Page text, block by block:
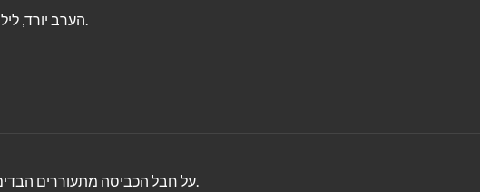
הערב יורד, לילה כבר בא, נרדם לו כלבלב במלונה וגם לולי הולך לישון.
על חבל הכביסה מתעוררים הבדים לחיים ואנו פוגשים, חיות צבעוניות משחקות וצוחקות.